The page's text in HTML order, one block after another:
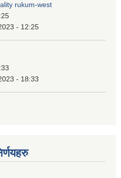
rukum-west
- 12:25
- 18:33